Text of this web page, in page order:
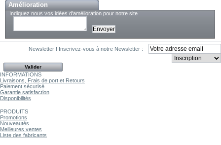
Amélioration
Indiquez nous vos idées d'amélioration pour notre site
Newsletter ! Inscrivez-vous à notre Newsletter :
INFORMATIONS
Livraisons, Frais de port et Retours
Paiement sécurisé
Garantie satisfaction
Disponibilités
PRODUITS
Promotions
Nouveautés
Meilleures ventes
Liste des fabricants